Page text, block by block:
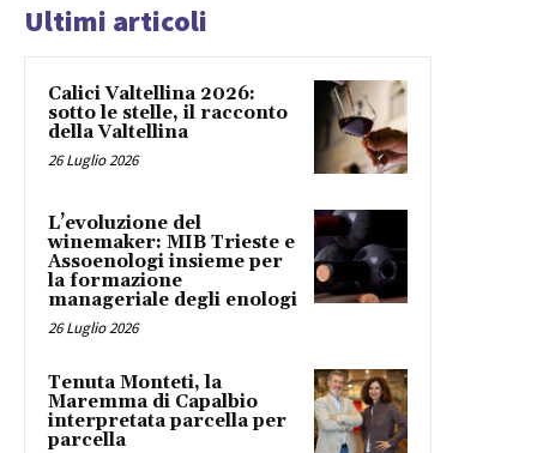
Ultimi articoli
Calici Valtellina 2026:
sotto le stelle, il racconto
della Valtellina
26 Luglio 2026
L’evoluzione del
winemaker: MIB Trieste e
Assoenologi insieme per
la formazione
manageriale degli enologi
26 Luglio 2026
Tenuta Monteti, la
Maremma di Capalbio
interpretata parcella per
parcella